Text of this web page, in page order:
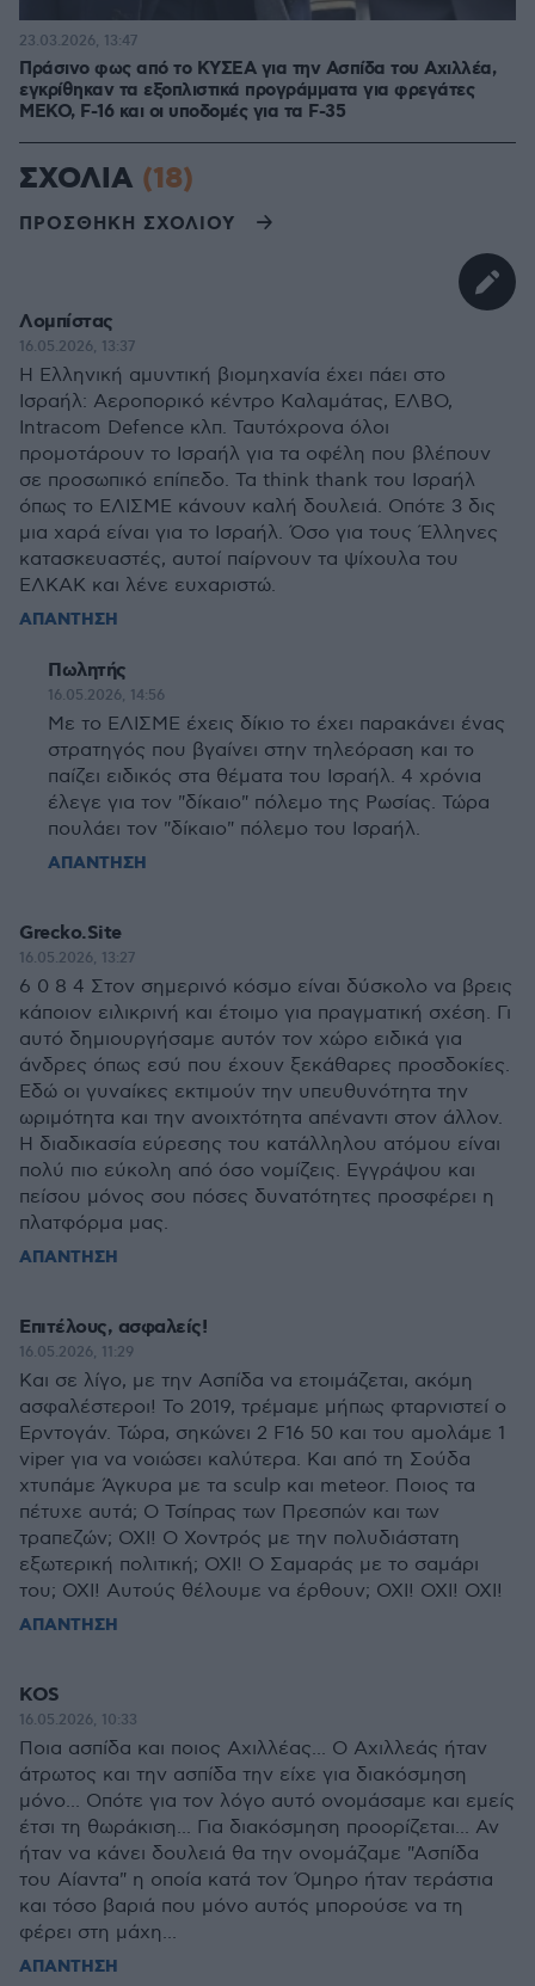
Πράσινο φως από το ΚΥΣΕΑ για την Ασπίδα του Αχιλλέα,
εγκρίθηκαν τα εξοπλιστικά προγράμματα για φρεγάτες
MEKO, F-16 και οι υποδομές για τα F-35
23.03.2026, 13:47
ΣΧΟΛΙΑ (18)
ΠΡΟΣΘΗΚΗ ΣΧΟΛΙΟΥ
Λομπίστας
16.05.2026, 13:37
Η Ελληνική αμυντική βιομηχανία έχει πάει στο
Ισραήλ: Αεροπορικό κέντρο Καλαμάτας, ΕΛΒΟ,
Intracom Defence κλπ. Ταυτόχρονα όλοι
προμοτάρουν το Ισραήλ για τα οφέλη που βλέπουν
σε προσωπικό επίπεδο. Τα think thank του Ισραήλ
όπως το ΕΛΙΣΜΕ κάνουν καλή δουλειά. Οπότε 3 δις
μια χαρά είναι για το Ισραήλ. Όσο για τους Έλληνες
κατασκευαστές, αυτοί παίρνουν τα ψίχουλα του
ΕΛΚΑΚ και λένε ευχαριστώ.
ΑΠΑΝΤΗΣΗ
Πωλητής
16.05.2026, 14:56
Με το ΕΛΙΣΜΕ έχεις δίκιο το έχει παρακάνει ένας
στρατηγός που βγαίνει στην τηλεόραση και το
παίζει ειδικός στα θέματα του Ισραήλ. 4 χρόνια
έλεγε για τον "δίκαιο" πόλεμο της Ρωσίας. Τώρα
πουλάει τον "δίκαιο" πόλεμο του Ισραήλ.
ΑΠΑΝΤΗΣΗ
Grecko.Site
16.05.2026, 13:27
6 0 8 4 Στον σημερινό κόσμο είναι δύσκολο να βρεις
κάποιον ειλικρινή και έτοιμο για πραγματική σχέση. Γι
αυτό δημιουργήσαμε αυτόν τον χώρο ειδικά για
άνδρες όπως εσύ που έχουν ξεκάθαρες προσδοκίες.
Εδώ οι γυναίκες εκτιμούν την υπευθυνότητα την
ωριμότητα και την ανοιχτότητα απέναντι στον άλλον.
Η διαδικασία εύρεσης του κατάλληλου ατόμου είναι
πολύ πιο εύκολη από όσο νομίζεις. Εγγράψου και
πείσου μόνος σου πόσες δυνατότητες προσφέρει η
πλατφόρμα μας.
ΑΠΑΝΤΗΣΗ
Επιτέλους, ασφαλείς!
16.05.2026, 11:29
Και σε λίγο, με την Ασπίδα να ετοιμάζεται, ακόμη
ασφαλέστεροι! Το 2019, τρέμαμε μήπως φταρνιστεί ο
Ερντογάν. Τώρα, σηκώνει 2 F16 50 και του αμολάμε 1
viper για να νοιώσει καλύτερα. Και από τη Σούδα
χτυπάμε Άγκυρα με τα sculp και meteor. Ποιος τα
πέτυχε αυτά; Ο Τσίπρας των Πρεσπών και των
τραπεζών; ΟΧΙ! Ο Χοντρός με την πολυδιάστατη
εξωτερική πολιτική; ΟΧΙ! Ο Σαμαράς με το σαμάρι
του; ΟΧΙ! Αυτούς θέλουμε να έρθουν; ΟΧΙ! ΟΧΙ! ΟΧΙ!
ΑΠΑΝΤΗΣΗ
KOS
16.05.2026, 10:33
Ποια ασπίδα και ποιος Αχιλλέας... Ο Αχιλλεάς ήταν
άτρωτος και την ασπίδα την είχε για διακόσμηση
μόνο... Οπότε για τον λόγο αυτό ονομάσαμε και εμείς
έτσι τη θωράκιση... Για διακόσμηση προορίζεται... Αν
ήταν να κάνει δουλειά θα την ονομάζαμε "Ασπίδα
του Αίαντα" η οποία κατά τον Όμηρο ήταν τεράστια
και τόσο βαριά που μόνο αυτός μπορούσε να τη
φέρει στη μάχη...
ΑΠΑΝΤΗΣΗ